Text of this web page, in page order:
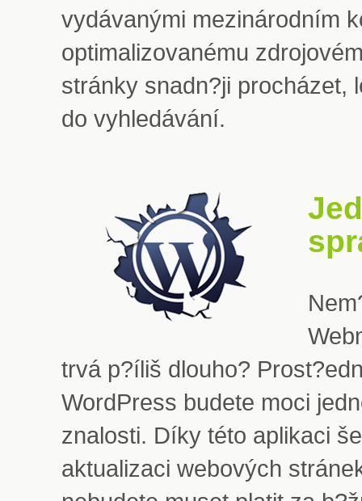
vydávanými mezinárodním
optimalizovanému
stránky snadn?ji procházet,
do vyhledávání.
trvá p?íliš dlouho?
WordPress budete moci
znalosti. Díky této aplikaci
aktualizaci webových